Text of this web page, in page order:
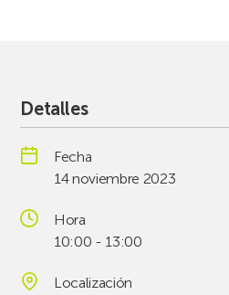
Detalles
Fecha
14 noviembre 2023
Hora
10:00 - 13:00
Localización